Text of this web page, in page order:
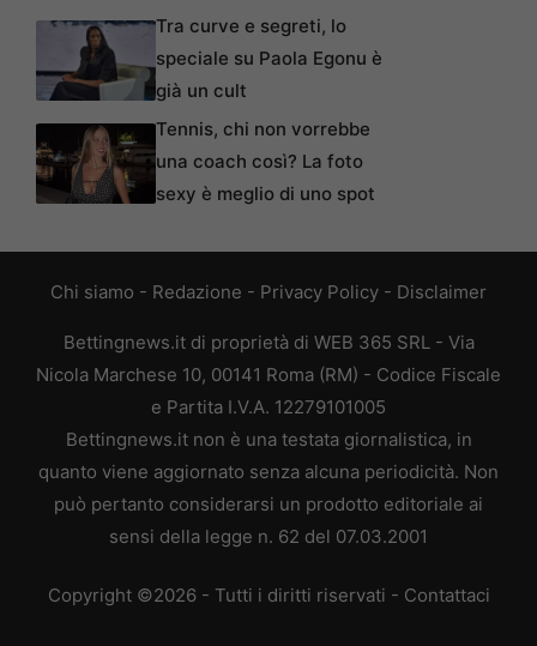
Tra curve e segreti, lo
speciale su Paola Egonu è
già un cult
Tennis, chi non vorrebbe
una coach così? La foto
sexy è meglio di uno spot
Chi siamo - Redazione - Privacy Policy - Disclaimer
Bettingnews.it di proprietà di WEB 365 SRL - Via
Nicola Marchese 10, 00141 Roma (RM) - Codice Fiscale
e Partita I.V.A. 12279101005
Bettingnews.it non è una testata giornalistica, in
quanto viene aggiornato senza alcuna periodicità. Non
può pertanto considerarsi un prodotto editoriale ai
sensi della legge n. 62 del 07.03.2001
Copyright ©2026 - Tutti i diritti riservati - Contattaci